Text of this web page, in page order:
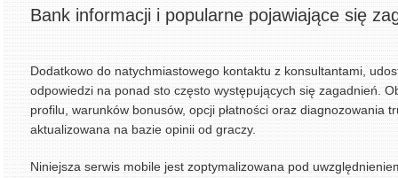
Bank informacji i popularne pojawiające się
Dodatkowo do natychmiastowego kontaktu z konsultantami,
odpowiedzi na ponad sto często występujących się zagadnień.
profilu, warunków bonusów, opcji płatności oraz diagnozowania
aktualizowana na bazie opinii od graczy.
Niniejsza serwis mobile jest zoptymalizowana pod